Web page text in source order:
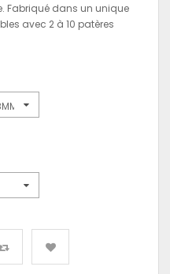
Fabriqué dans un unique
avec 2 à 10 patères